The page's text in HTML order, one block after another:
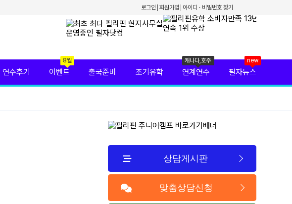
로그인 회원가입 아이디 · 비밀번호 찾기
연수후기
8월
이벤트 출국준비 조기유학
캐나다,호주
연계연수
new
필자뉴스
상담게시판
맞춤상담신청